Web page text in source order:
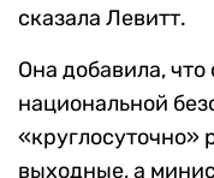
сказала Левитт.
Она добавила,
национальной
«круглосуточно»
выходные, а